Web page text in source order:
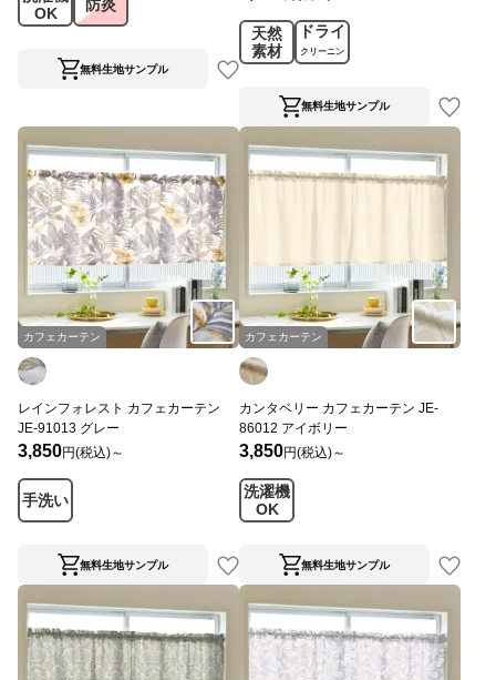
OK
防炎
無料生地サンプル
天然
素材
ドライ
クリーニン
無料生地サンプル
カフェカーテン
レインフォレスト カフェカーテン
JE-91013 グレー
3,850円(税込)～
手洗い
無料生地サンプル
カフェカーテン
カンタベリー カフェカーテン JE-
86012 アイボリー
3,850円(税込)～
洗濯機
OK
無料生地サンプル